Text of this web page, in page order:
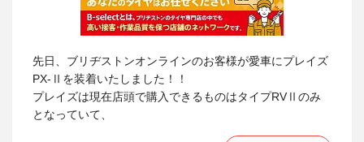
先日、ブリヂストンオンラインのお客様が愛車にプレイズ
PX-Ⅱを装着いたしました！！
プレイズは現在店頭で購入できるものはタイプRVⅡのみ
となっていて、